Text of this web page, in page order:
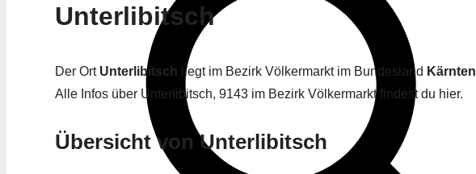
Unterlibitsch
Der Ort Unterlibitsch liegt im Bezirk Völkermarkt im Bundesland Kärnten
Alle Infos über Unterlibitsch, 9143 im Bezirk Völkermarkt findest du hier.
Übersicht von Unterlibitsch